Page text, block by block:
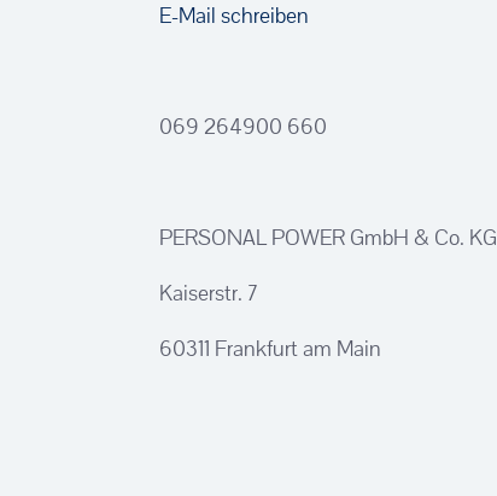
E-Mail schreiben
069 264900 660
PERSONAL POWER GmbH & Co. KG
Kaiserstr. 7
60311 Frankfurt am Main